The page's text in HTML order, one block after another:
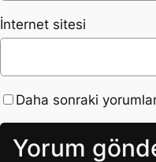
İnternet sitesi
Daha sonraki